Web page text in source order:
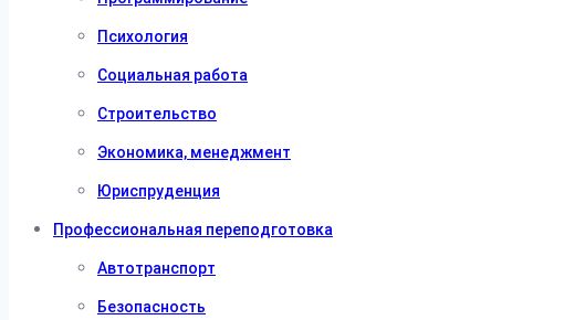
Психология
Социальная работа
Строительство
Экономика, менеджмент
Юриспруденция
Профессиональная переподготовка
Автотранспорт
Безопасность